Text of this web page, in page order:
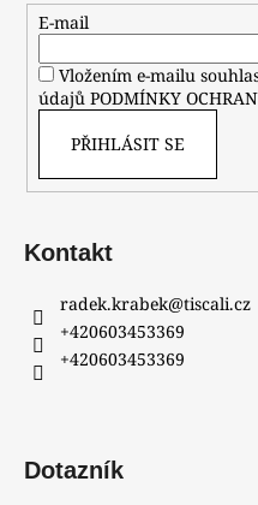
E-mail
Vložením e-mailu
údajů PODMÍNKY
PŘIHLÁSIT SE
Kontakt
radek.krabek@tiscali.cz
+420603453369
+420603453369
Dotazník